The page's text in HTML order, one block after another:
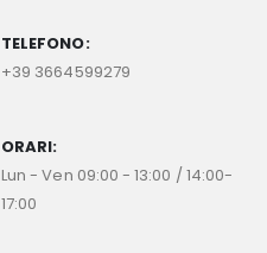
TELEFONO:
+39 3664599279
ORARI:
Lun - Ven 09:00 - 13:00 / 14:00-
17:00